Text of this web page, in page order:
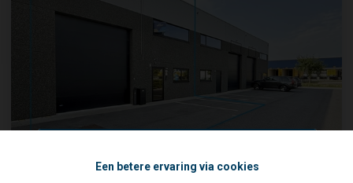
Een betere ervaring via cookies